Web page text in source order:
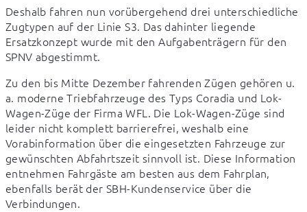
Deshalb fahren nun vorübergehend drei unterschiedliche
Zugtypen auf der Linie S3. Das dahinter liegende
Ersatzkonzept wurde mit den Aufgabenträgern für den
SPNV abgestimmt.
Zu den bis Mitte Dezember fahrenden Zügen gehören u.
a. moderne Triebfahrzeuge des Typs Coradia und Lok-
Wagen-Züge der Firma WFL. Die Lok-Wagen-Züge sind
leider nicht komplett barrierefrei, weshalb eine
Vorabinformation über die eingesetzten Fahrzeuge zur
gewünschten Abfahrtszeit sinnvoll ist. Diese Information
entnehmen Fahrgäste am besten aus dem Fahrplan,
ebenfalls berät der SBH-Kundenservice über die
Verbindungen.